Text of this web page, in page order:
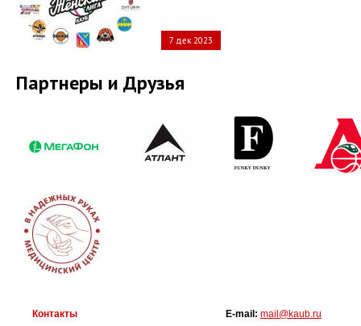
7 дек 2023
Партнеры и Друзья
Контакты E-mail: mail@kaub.ru